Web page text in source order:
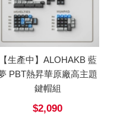
【生產中】ALOHAKB 藍
PBT熱昇華原廠高主題
鍵帽組
$2,090